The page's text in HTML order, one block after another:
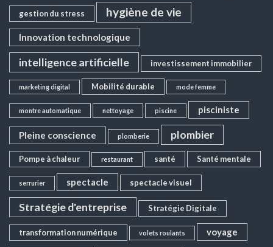
gestion du stress hygiène de vie
Innovation technologique
intelligence artificielle investissement immobilier
marketing digital Mobilité durable mode femme
montre automatique nettoyage piscine pisciniste
Pleine conscience plomberie plombier
Pompe à chaleur restaurant santé Santé mentale
serrurier spectacle spectacle visuel
Stratégie d'entreprise Stratégie Digitale
transformation numérique volets roulants voyage